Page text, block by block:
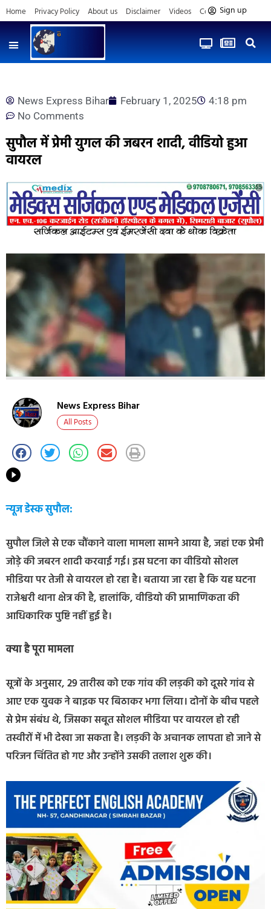
Home Privacy Policy About us Disclaimer Videos Contact us
Sign up
News Express Bihar February 1, 2025
4:18 pm
No Comments
सुपौल में प्रेमी युगल की जबरन शादी, वीडियो हुआ
वायरल
News Express Bihar
All Posts
न्यूज डेस्क सुपौल:
सुपौल जिले से एक चौंकाने वाला मामला सामने आया है, जहां एक प्रेमी
जोड़े की जबरन शादी करवाई गई। इस घटना का वीडियो सोशल
मीडिया पर तेजी से वायरल हो रहा है। बताया जा रहा है कि यह घटना
राजेश्वरी थाना क्षेत्र की है, हालांकि, वीडियो की प्रामाणिकता की
आधिकारिक पुष्टि नहीं हुई है।
क्या है पूरा मामला
सूत्रों के अनुसार, 29 तारीख को एक गांव की लड़की को दूसरे गांव से
आए एक युवक ने बाइक पर बिठाकर भगा लिया। दोनों के बीच पहले
से प्रेम संबंध थे, जिसका सबूत सोशल मीडिया पर वायरल हो रही
तस्वीरों में भी देखा जा सकता है। लड़की के अचानक लापता हो जाने से
परिजन चिंतित हो गए और उन्होंने उसकी तलाश शुरू की।